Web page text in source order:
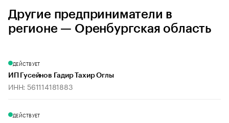
Другие предприниматели в
регионе — Оренбургская область
ДЕЙСТВУЕТ
ИП Гусейнов Гадир Тахир Оглы
ИНН: 561114181883
ДЕЙСТВУЕТ